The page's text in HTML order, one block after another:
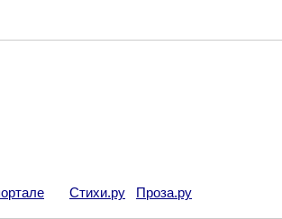
Стихи.ру Проза.ру